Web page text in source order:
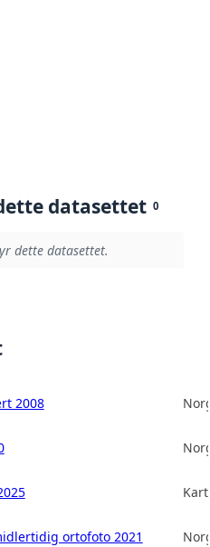
datasettet 0
dette datasettet.
2008
ortofoto 2021